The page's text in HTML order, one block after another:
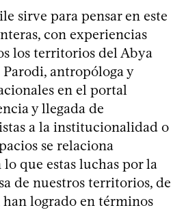
sirve para pensar en este
con experiencias
los territorios del Abya
Parodi, antropóloga y
en el portal
y llegada de
a la institucionalidad o
se relaciona
que estas luchas por la
de nuestros territorios, de
han logrado en términos